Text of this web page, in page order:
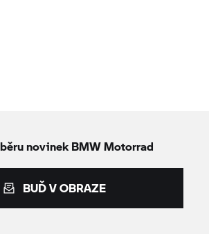
novinek BMW Motorrad
BUĎ V OBRAZE